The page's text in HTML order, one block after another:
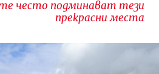
често подминават тези
прекрасни места